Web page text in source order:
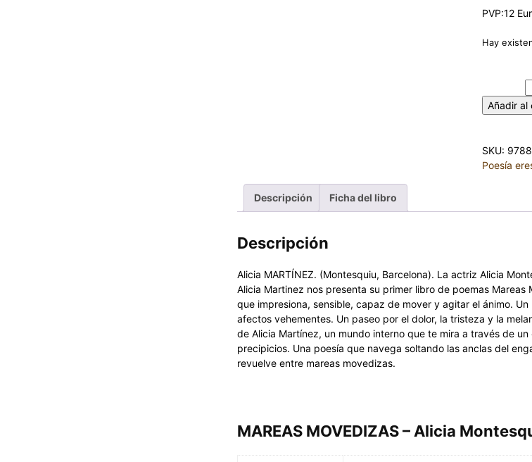
PVP:12
Hay
Añadir al
SKU:
Poesía
Descripción Ficha del libro
Descripción
Alicia MARTÍNEZ. (Montesquiu, Barcelona). La actriz Alicia
Alicia Martinez nos presenta su primer libro de poemas
que impresiona, sensible, capaz de mover y agitar el ánimo.
afectos vehementes. Un paseo por el dolor, la tristeza y la
de Alicia Martínez, un mundo interno que te mira a través de
precipicios. Una poesía que navega soltando las anclas del
revuelve entre mareas movedizas.
MAREAS MOVEDIZAS – Alicia